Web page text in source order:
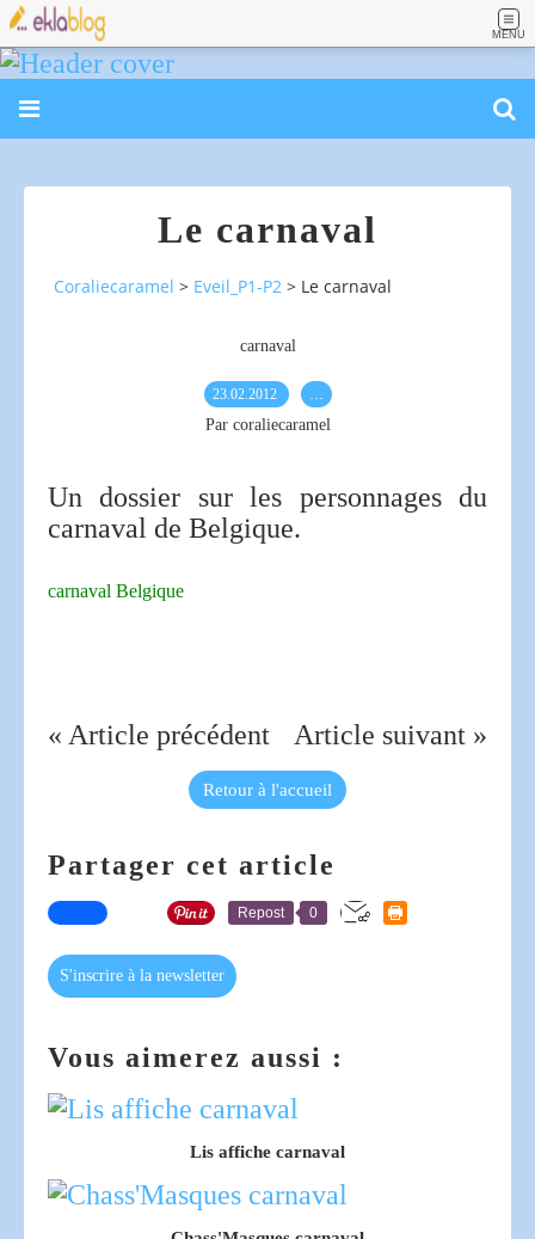
MENU
Le carnaval
Coraliecaramel > Eveil_P1-P2 > Le carnaval
carnaval
23.02.2012
Par coraliecaramel
Un dossier sur les personnages du
carnaval de Belgique.
carnaval Belgique
« Article précédent Article suivant »
Retour à l'accueil
Partager cet article
Repost 0
S'inscrire à la newsletter
Vous aimerez aussi :
Lis affiche carnaval